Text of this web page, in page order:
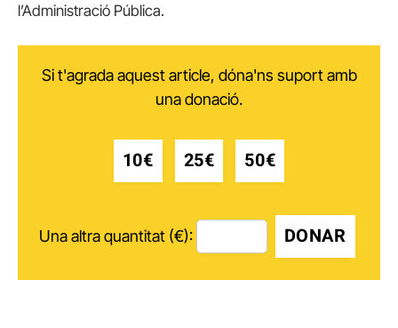
l’Administració Pública.
Si t'agrada aquest article, dóna'ns suport amb
una donació.
10€ 25€ 50€
Una altra quantitat (€): DONAR